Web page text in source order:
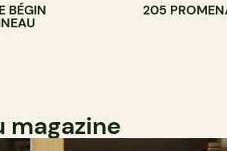
BÉGIN 205
magazine